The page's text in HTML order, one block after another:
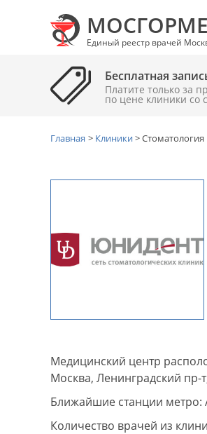
Единый реестр врачей
Бесплатная
Платите только за
по цене клиники cо
Главная > Клиники>
Медицинский центр
Москва, Ленинградский пр-
Ближайшие станции метро:
Количество врачей из